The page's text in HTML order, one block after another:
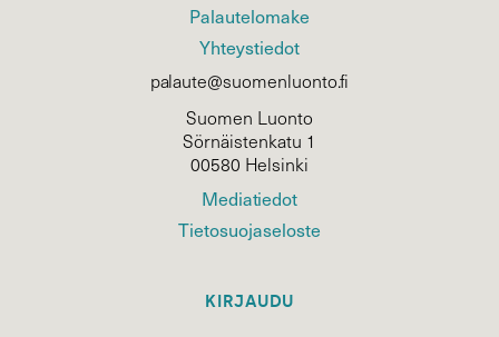
Palautelomake
Yhteystiedot
palaute@suomenluonto.fi
Suomen Luonto
Sörnäistenkatu 1
00580 Helsinki
Mediatiedot
Tietosuojaseloste
KIRJAUDU